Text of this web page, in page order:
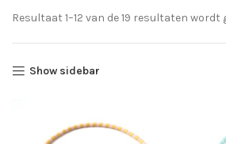
Resultaat 1–12 van de 19 resultaten wordt
Show sidebar